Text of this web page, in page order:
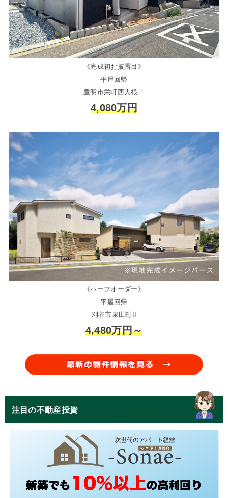
《完成初お披露目》
平屋回帰
豊明市栄町西大根Ⅱ
4,080万円
《ハーフオーダー》
平屋回帰
刈谷市泉田町II
4,480万円～
注目の不動産投資